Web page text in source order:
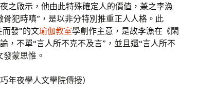
之啟示，他由此特殊確定人的價值，兼之李漁
犯時嗔”，是以非分特別推重正人人格。此
發”的文瑜伽教室學創作主意，是故李漁在《閑
，不單“言人所不克不及言”，並且還“言人所不
蒙思惟。
年夜學人文學院傳授）